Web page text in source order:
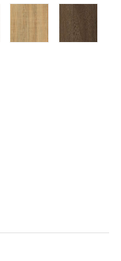
Sega
hera
del